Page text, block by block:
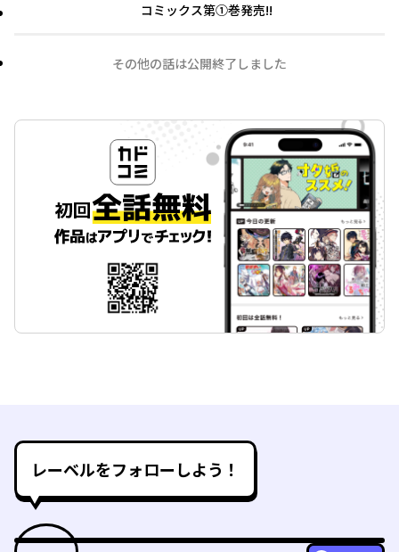
コミックス第①巻発売!!
その他の話は公開終了しました
レーベルをフォローしよう！